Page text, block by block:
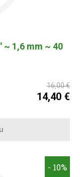
1,6 mm ~ 40
16,00 €
14,40 €
- 10%